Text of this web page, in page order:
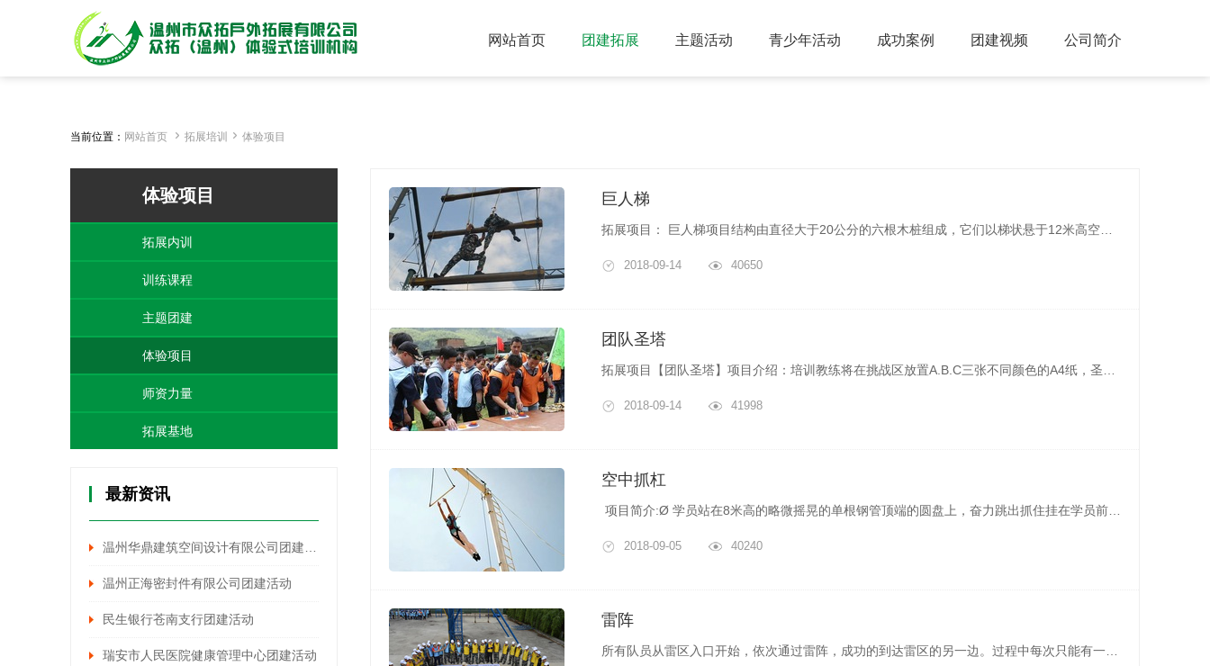
网站首页 团建拓展 主题活动 青少年活动 成功案例 团建视频 公司简介
当前位置： 网站首页  拓展培训  体验项目
体验项目
拓展内训
训练课程
主题团建
体验项目
师资力量
拓展基地
最新资讯
温州正海密封件有限公司团建活动
民生银行苍南支行团建活动
瑞安市人民医院健康管理中心团建活动
巨人梯
拓展项目： 巨人梯项目结构由直径大于20公分的六根木桩组成，它们以梯状悬于12米高空，最低一根距地约1.2米，且间距自下而上逐渐增大。巨人梯是一个双人合作挑战的高空项目，成员按2人一组，相互配合，共同登顶。项目介绍编辑挑战自我，战胜困难，勇往直前、永不言败，坚持到底。项目效果在锻炼身体能动性和攀越技巧的同时 ...
2018-09-14 40650
团队圣塔
2018-09-14 41998
空中抓杠
项目简介:Ø 学员站在8米高的略微摇晃的单根钢管顶端的圆盘上，奋力跳出抓住挂在学员前面1-2米的单杠，然后降回到地面。Ø 学员穿戴自锁式专业登山保护装备，培训师检查确认无误后方可进行项目，每位学员有双重队员保护，整个项目过程一旦失手，会被吊在空中，慢慢放回地面。 分享：Ø 激发个人潜能，勇于突破自我， ...
2018-09-05 40240
雷阵
所有队员从雷区入口开始，依次通过雷阵，成功的到达雷区的另一边。过程中每次只能有一个人进入雷区，每次只能向相邻的格子移动一步，如果触雷则必须按原路返回，同一个有雷点只准踩一次，并且不准在雷阵图上做永久性记号，最后用时最短获胜 。 ... ...